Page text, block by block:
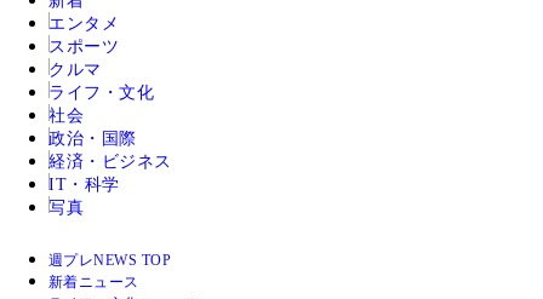
エンタメ
スポーツ
クルマ
ライフ・文化
社会
政治・国際
経済・ビジネス
IT・科学
写真
週プレNEWS TOP
新着ニュース